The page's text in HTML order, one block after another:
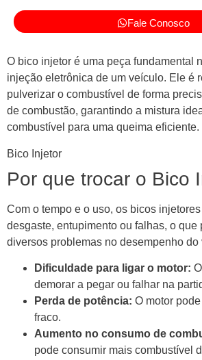
Fale Conosco
O bico injetor é uma peça fundamental
injeção eletrônica de um veículo. Ele é
pulverizar o combustível de forma
de combustão, garantindo a mistura
combustível para uma queima eficiente.
Bico Injetor
Por que trocar o Bico
Com o tempo e o uso, os bicos
desgaste, entupimento ou falhas, o que
diversos problemas no desempenho do
Dificuldade para ligar o motor:
demorar a pegar ou falhar na
Perda de potência: O motor
fraco.
Aumento no consumo de
pode consumir mais combustível